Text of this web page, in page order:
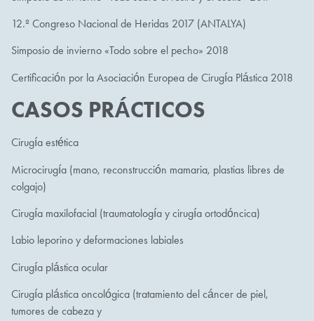
12.º Congreso Nacional de Heridas 2017 (ANTALYA)
Simposio de invierno «Todo sobre el pecho» 2018
Certificación por la Asociación Europea de Cirugía Plástica 2018
CASOS PRÁCTICOS
Cirugía estética
Microcirugía (mano, reconstrucción mamaria, plastias libres de
colgajo)
Cirugía maxilofacial (traumatología y cirugía ortodóncica)
Labio leporino y deformaciones labiales
Cirugía plástica ocular
Cirugía plástica oncológica (tratamiento del cáncer de piel,
tumores de cabeza y